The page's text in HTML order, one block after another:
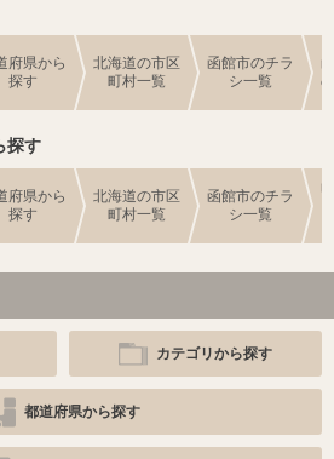
府県から
探す
北海道の市区
町村一覧
函館市のチラ
シ一覧
探す
府県から
探す
北海道の市区
町村一覧
函館市のチラ
シ一覧
カテゴリから探す
都道府県から探す